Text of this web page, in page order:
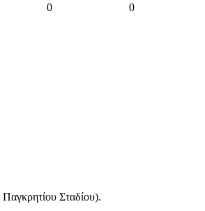
0 0
Σταδίου).